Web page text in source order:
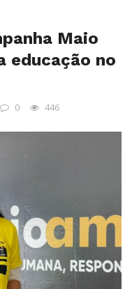
Maio
educação no
0 446